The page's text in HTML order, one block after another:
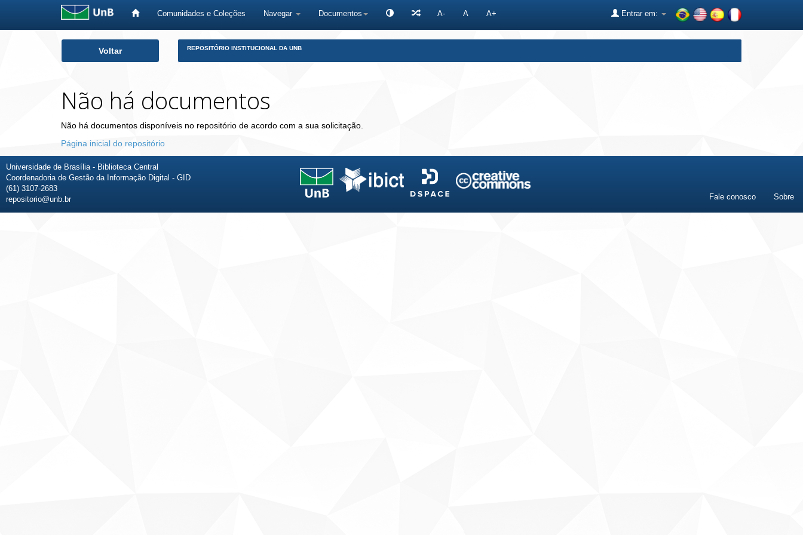
Comunidades e Coleções Navegar Documentos A- A A+ Entrar em:
Voltar REPOSITÓRIO INSTITUCIONAL DA UNB
Não há documentos
Não há documentos disponíveis no repositório de acordo com a sua solicitação.
Página inicial do repositório
Universidade de Brasília - Biblioteca Central
Coordenadoria de Gestão da Informação Digital - GID
(61) 3107-2683
repositorio@unb.br
Fale conosco Sobre